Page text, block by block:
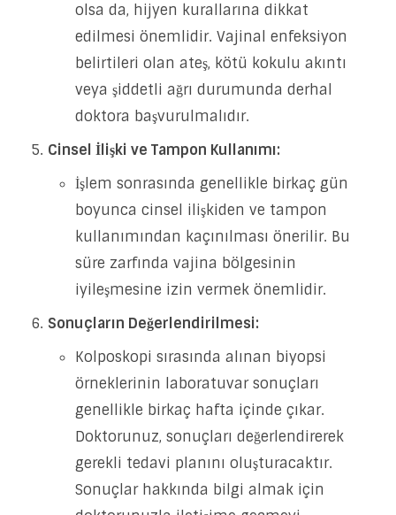
olsa da, hijyen kurallarına dikkat
edilmesi önemlidir. Vajinal enfeksiyon
belirtileri olan ateş, kötü kokulu akıntı
veya şiddetli ağrı durumunda derhal
doktora başvurulmalıdır.
Cinsel İlişki ve Tampon Kullanımı:
İşlem sonrasında genellikle birkaç gün
boyunca cinsel ilişkiden ve tampon
kullanımından kaçınılması önerilir. Bu
süre zarfında vajina bölgesinin
iyileşmesine izin vermek önemlidir.
Sonuçların Değerlendirilmesi:
Kolposkopi sırasında alınan biyopsi
örneklerinin laboratuvar sonuçları
genellikle birkaç hafta içinde çıkar.
Doktorunuz, sonuçları değerlendirerek
gerekli tedavi planını oluşturacaktır.
Sonuçlar hakkında bilgi almak için